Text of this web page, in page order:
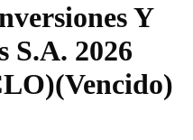
Y
S.A. 2026
(Vencido)